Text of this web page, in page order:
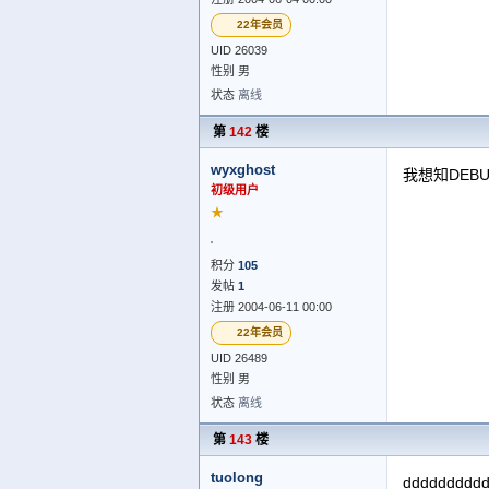
22年会员
UID 26039
性别 男
状态 离线
第 142 楼
wyxghost
初级用户
★
积分 105
发帖 1
注册 2004-06-11 00:00
22年会员
UID 26489
性别 男
状态 离线
我想知
第 143 楼
tuolong